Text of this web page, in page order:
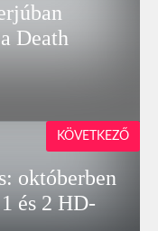
Death
októberben
és 2 HD-
KÖVETKEZŐ